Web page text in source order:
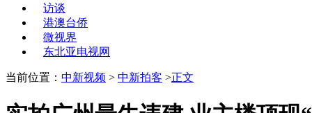
访谈
港澳台侨
微视界
东北亚电视网
当前位置： 中新视频 > 中新拍客 >正文